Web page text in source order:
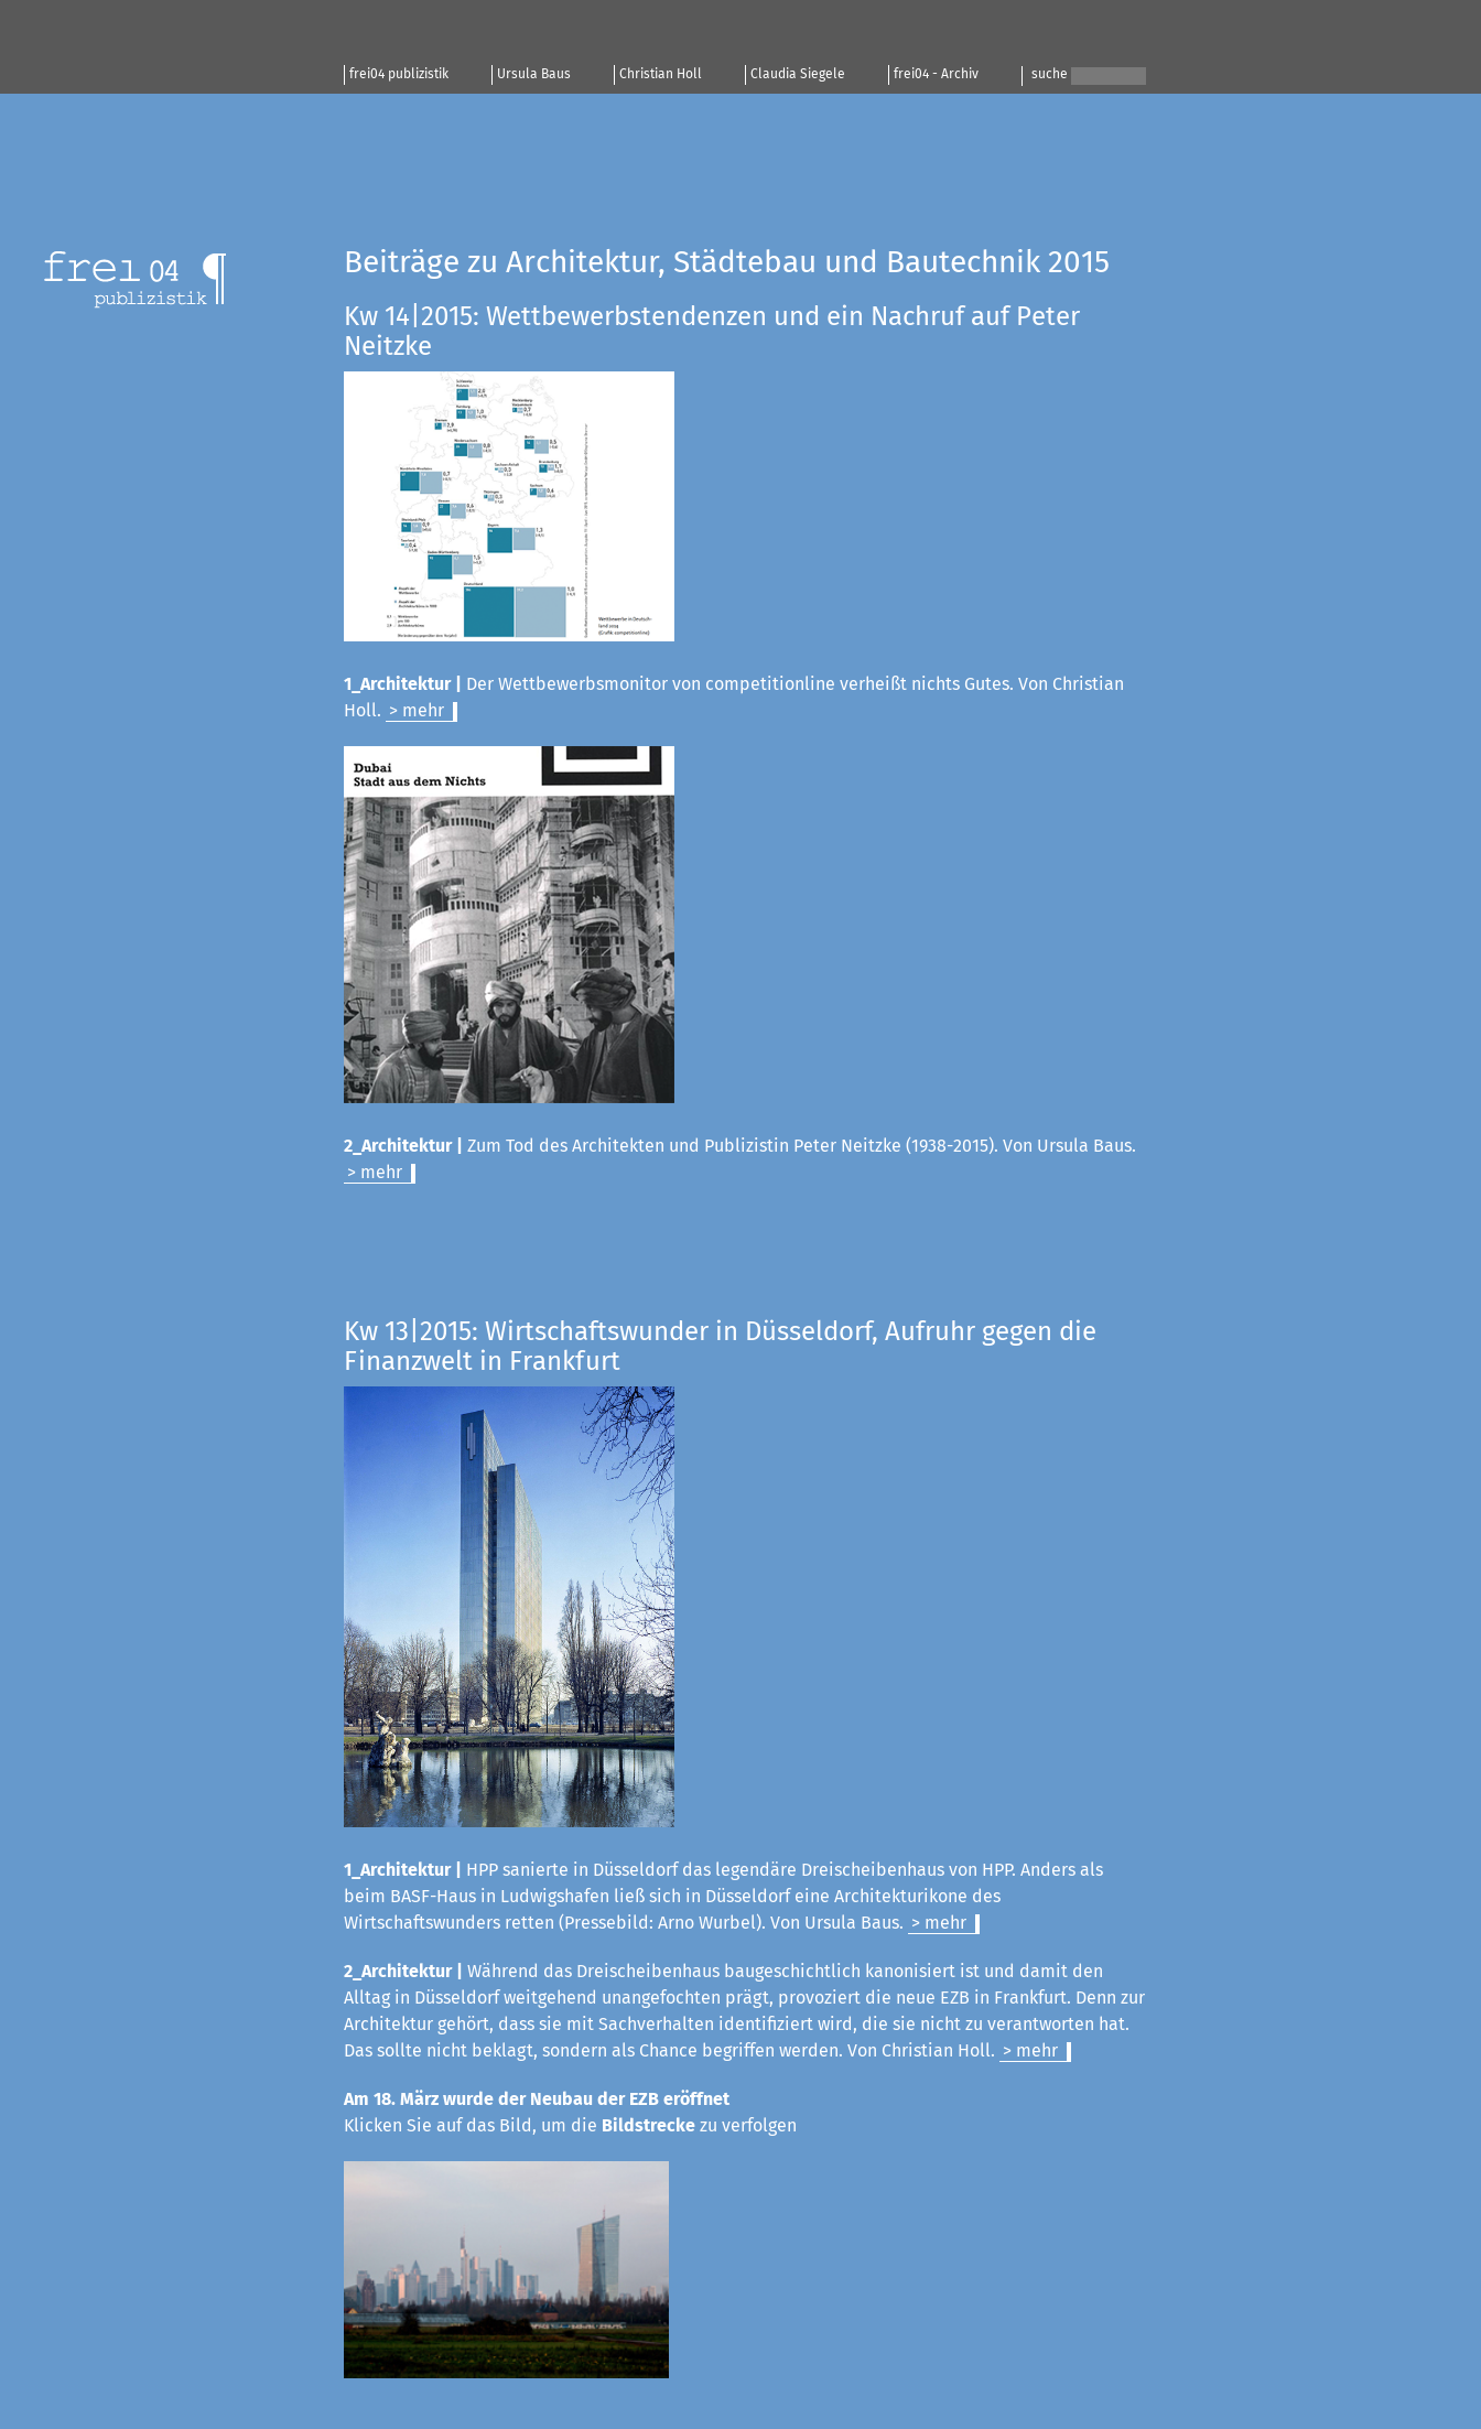
frei04 publizistik Ursula Baus Christian Holl Claudia Siegele frei04 - Archiv suche
Beiträge zu Architektur, Städtebau und Bautechnik 2015
Kw 14|2015: Wettbewerbstendenzen und ein Nachruf auf Peter
Neitzke
1_Architektur |
Der Wettbewerbsmonitor von competitionline verheißt nichts Gutes. Von Christian
Holl. > mehr
2_Architektur |
Zum Tod des Architekten und Publizistin Peter Neitzke (1938-2015). Von Ursula Baus.
> mehr
Kw 13|2015: Wirtschaftswunder in Düsseldorf, Aufruhr gegen die
Finanzwelt in Frankfurt
1_Architektur |
HPP sanierte in Düsseldorf das legendäre Dreischeibenhaus von HPP. Anders als
beim BASF-Haus in Ludwigshafen ließ sich in Düsseldorf eine Architekturikone des
Wirtschaftswunders retten (Pressebild: Arno Wurbel). Von Ursula Baus. > mehr
2_Architektur |
Während das Dreischeibenhaus baugeschichtlich kanonisiert ist und damit den
Alltag in Düsseldorf weitgehend unangefochten prägt, provoziert die neue EZB in Frankfurt. Denn zur
Architektur gehört, dass sie mit Sachverhalten identifiziert wird, die sie nicht zu verantworten hat.
Das sollte nicht beklagt, sondern als Chance begriffen werden. Von Christian Holl. > mehr
Am 18. März wurde der Neubau der EZB eröffnet
Klicken Sie auf das Bild, um die Bildstrecke zu verfolgen